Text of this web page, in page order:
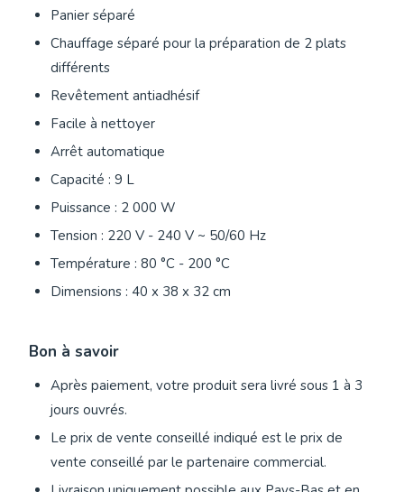
Panier séparé
Chauffage séparé pour la préparation de 2 plats
différents
Revêtement antiadhésif
Facile à nettoyer
Arrêt automatique
Capacité : 9 L
Puissance : 2 000 W
Tension : 220 V - 240 V ~ 50/60 Hz
Température : 80 °C - 200 °C
Dimensions : 40 x 38 x 32 cm
Bon à savoir
Après paiement, votre produit sera livré sous 1 à 3
jours ouvrés.
Le prix de vente conseillé indiqué est le prix de
vente conseillé par le partenaire commercial.